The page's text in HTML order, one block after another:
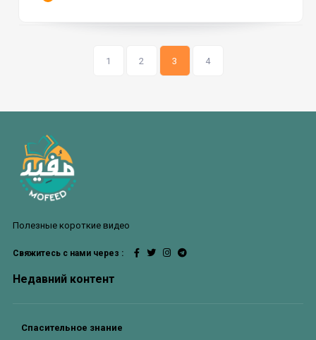
1 2 3 4
Полезные короткие видео
Свяжитесь с нами через :
Недавний контент
Спасительное знание